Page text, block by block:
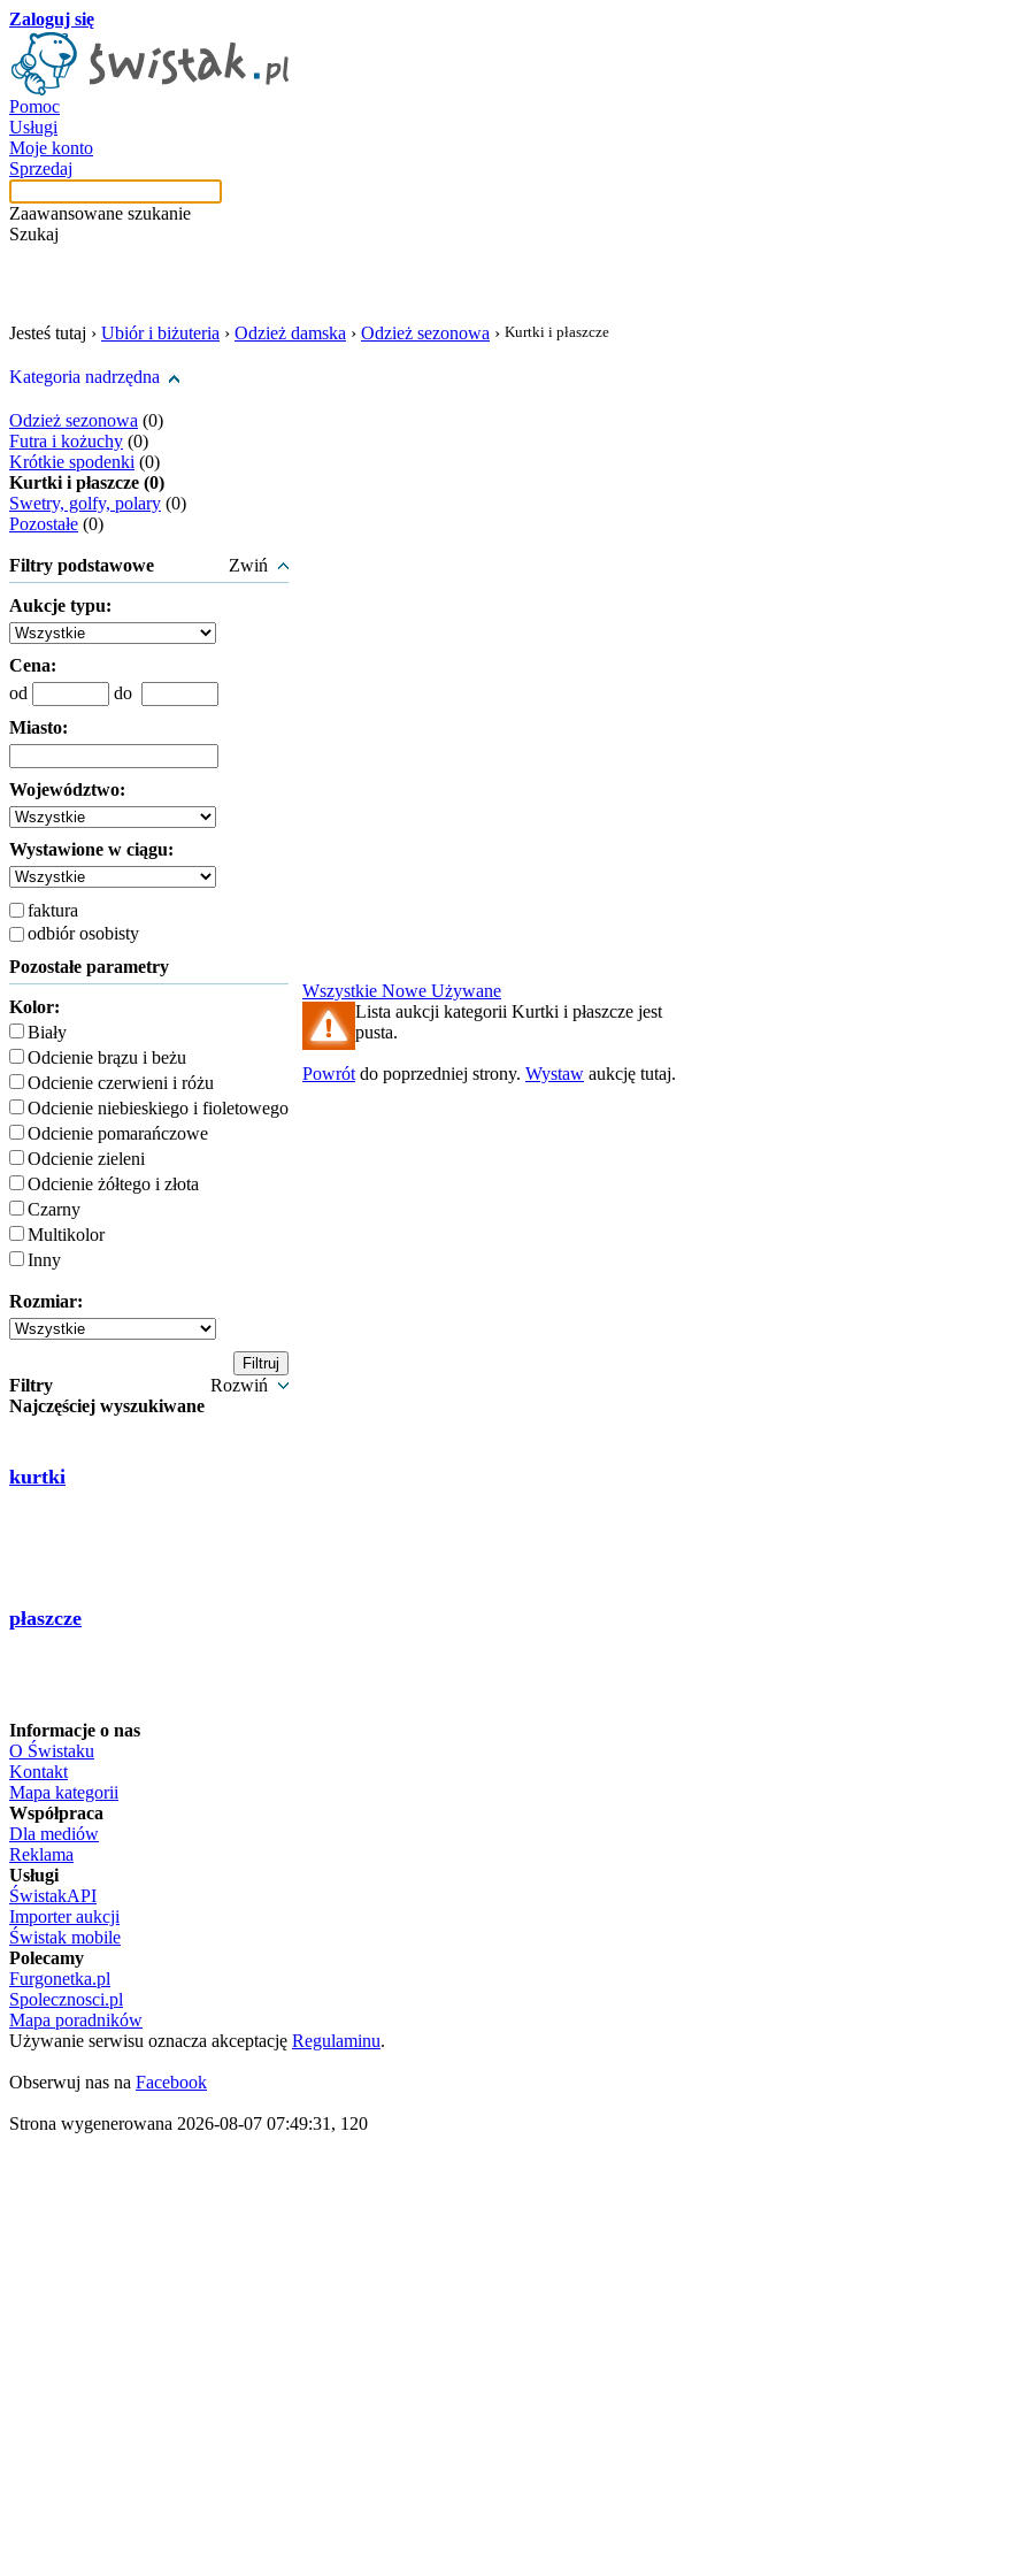
Zaloguj się
Pomoc
Usługi
Moje konto
Sprzedaj
Zaawansowane szukanie
Szukaj
Jesteś tutaj › Ubiór i biżuteria › Odzież damska › Odzież sezonowa › Kurtki i płaszcze
Kategoria nadrzędna
Odzież sezonowa (0)
Futra i kożuchy (0)
Krótkie spodenki (0)
Kurtki i płaszcze (0)
Swetry, golfy, polary (0)
Pozostałe (0)
Filtry podstawowe Zwiń
Aukcje typu:
Cena:
od
do
Miasto:
Województwo:
Wystawione w ciągu:
faktura
odbiór osobisty
Pozostałe parametry
Kolor:
Biały
Odcienie brązu i beżu
Odcienie czerwieni i różu
Odcienie niebieskiego i fioletowego
Odcienie pomarańczowe
Odcienie zieleni
Odcienie żółtego i złota
Czarny
Multikolor
Inny
Rozmiar:
Filtry
Rozwiń
Najczęściej wyszukiwane
kurtki
płaszcze
Wszystkie Nowe Używane
Lista aukcji kategorii Kurtki i płaszcze jest
pusta.
Powrót do poprzedniej strony. Wystaw aukcję tutaj.
Informacje o nas
O Świstaku
Kontakt
Mapa kategorii
Współpraca
Dla mediów
Reklama
Usługi
ŚwistakAPI
Importer aukcji
Świstak mobile
Polecamy
Furgonetka.pl
Spolecznosci.pl
Mapa poradników
Używanie serwisu oznacza akceptację Regulaminu.
Obserwuj nas na Facebook
Strona wygenerowana 2026-08-07 07:49:31, 120